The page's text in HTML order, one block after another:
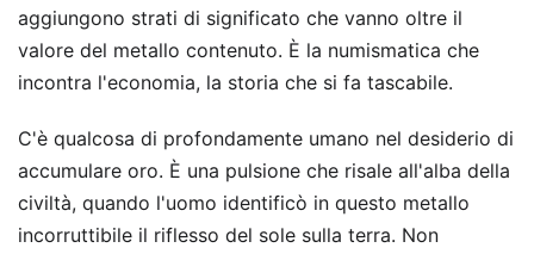
aggiungono strati di significato che vanno oltre il
valore del metallo contenuto. È la numismatica che
incontra l'economia, la storia che si fa tascabile.
C'è qualcosa di profondamente umano nel desiderio di
accumulare oro. È una pulsione che risale all'alba della
civiltà, quando l'uomo identificò in questo metallo
incorruttibile il riflesso del sole sulla terra. Non